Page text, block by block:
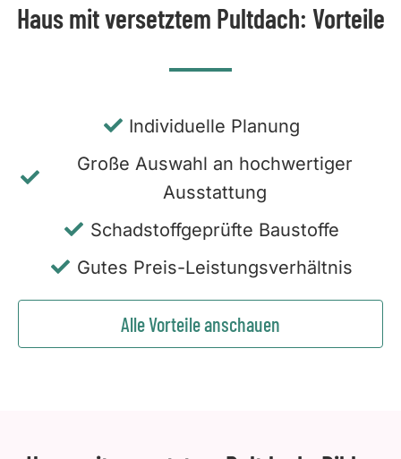
Haus mit versetztem Pultdach: Vorteile
Individuelle Planung
Große Auswahl an hochwertiger
Ausstattung
Schadstoffgeprüfte Baustoffe
Gutes Preis-Leistungsverhältnis
Alle Vorteile anschauen